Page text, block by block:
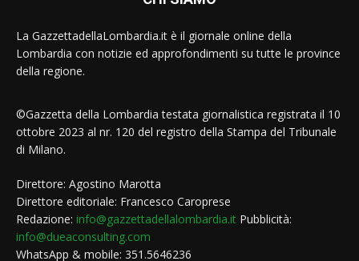
La GazzettadellaLombardia.it è il giornale online della
Lombardia con notizie ed approfondimenti su tutte le province
della regione.
©Gazzetta della Lombardia testata giornalistica registrata il 10
ottobre 2023 al nr. 120 del registro della Stampa del Tribunale
di Milano.
Direttore: Agostino Marotta
Direttore editoriale: Francesco Caroprese
Redazione: info@gazzettadellalombardia.it Pubblicità:
info@dueaconsulting.com
WhatsApp & mobile: 351.5646236